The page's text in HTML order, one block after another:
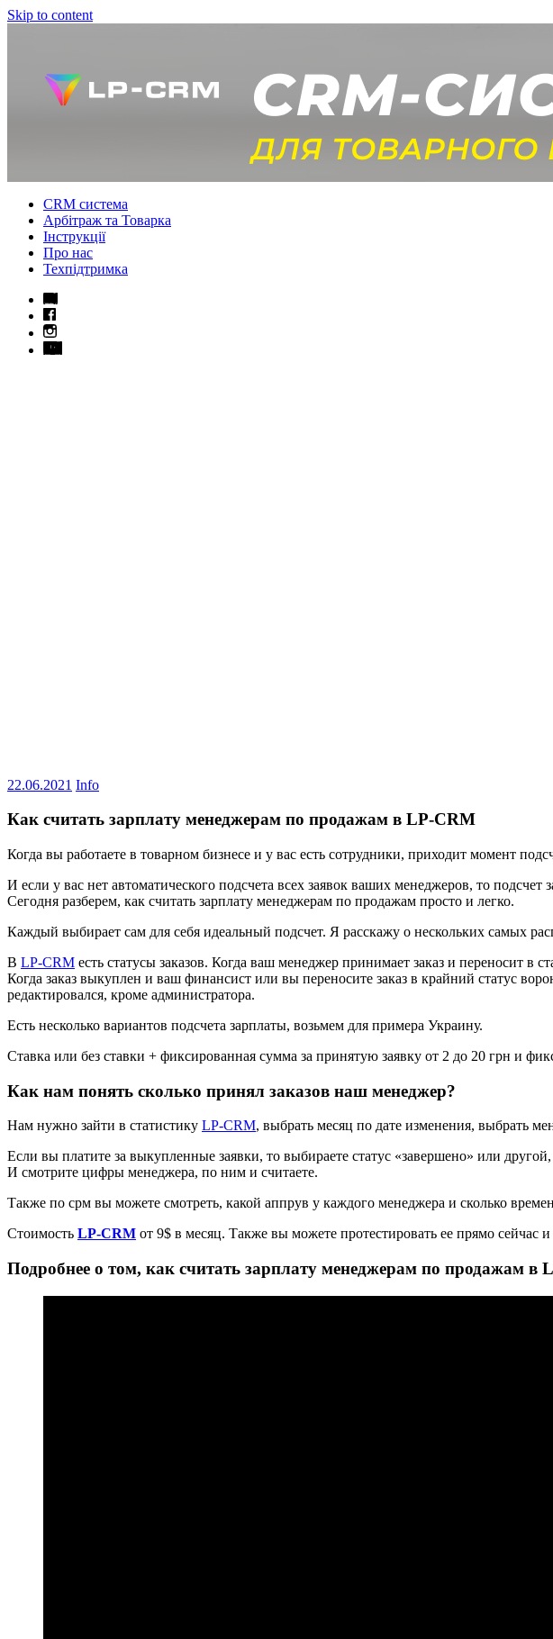
Skip to content
CRM система
Арбітраж та Товарка
Інструкції
Про нас
Техпідтримка
22.06.2021 Info
Как считать зарплату менеджерам по продажам в LP-CRM
Когда вы работаете в товарном бизнесе и у вас есть сотрудники, приходит момент
И если у вас нет автоматического подсчета всех заявок ваших менеджеров, то подсчет
Сегодня разберем, как считать зарплату менеджерам по продажам просто и легко.
Каждый выбирает сам для себя идеальный подсчет. Я расскажу о нескольких самых
В LP-CRM есть статусы заказов. Когда ваш менеджер принимает заказ и переносит в
Когда заказ выкуплен и ваш финансист или вы переносите заказ в крайний статус
редактировался, кроме администратора.
Есть несколько вариантов подсчета зарплаты, возьмем для примера Украину.
Ставка или без ставки + фиксированная сумма за принятую заявку от 2 до 20 грн и
Как нам понять сколько принял заказов наш менеджер?
Нам нужно зайти в статистику LP-CRM, выбрать месяц по дате изменения, выбрать
Если вы платите за выкупленные заявки, то выбираете статус «завершено» или
И смотрите цифры менеджера, по ним и считаете.
Также по срм вы можете смотреть, какой аппрув у каждого менеджера и сколько
Стоимость LP-CRM от 9$ в месяц. Также вы можете протестировать ее прямо сейчас
Подробнее о том, как считать зарплату менеджерам по продажам в